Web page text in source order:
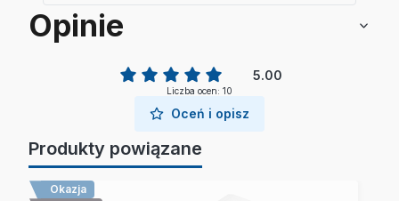
Opinie
5.00
Liczba ocen: 10
Oceń i opisz
Produkty powiązane
Okazja